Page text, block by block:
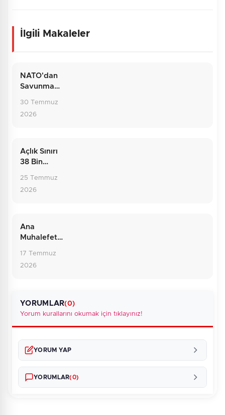
İlgili Makaleler
NATO'dan
Savunma
Dış Politika
30 Temmuz
2026
Açlık Sınırı
38 Bin
Rakamların
25 Temmuz
2026
Ana
Muhalefette
CHP
17 Temmuz
2026
YORUMLAR(0)
Yorum kurallarını okumak için tıklayınız!
YORUM YAP
YORUMLAR(0)